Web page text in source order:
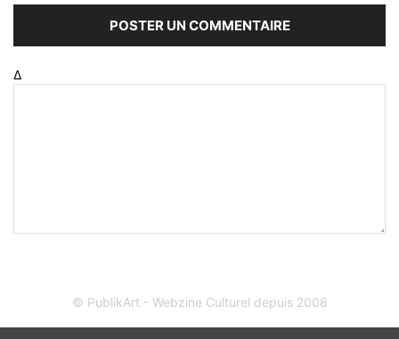
Δ
© PublikArt - Webzine Culturel depuis 2008